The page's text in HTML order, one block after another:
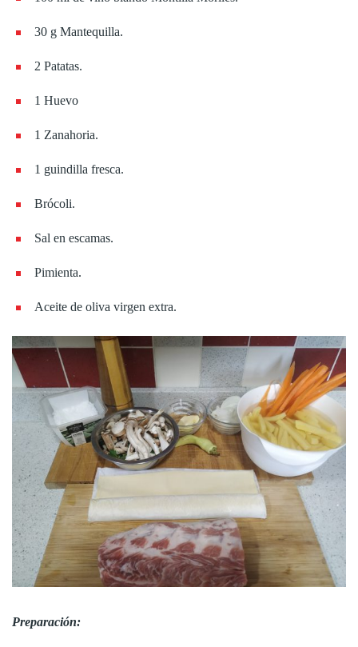
30 g Mantequilla.
2 Patatas.
1 Huevo
1 Zanahoria.
1 guindilla fresca.
Brócoli.
Sal en escamas.
Pimienta.
Aceite de oliva virgen extra.
Preparación: